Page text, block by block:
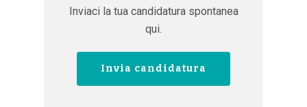
Inviaci la tua candidatura spontanea
qui.
Invia candidatura